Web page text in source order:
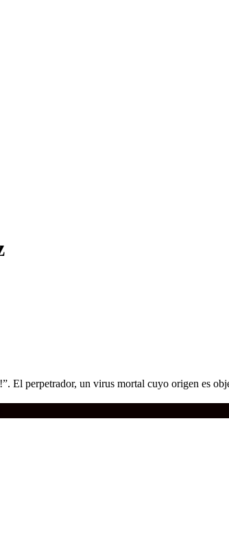
El perpetrador, un virus mortal cuyo origen es